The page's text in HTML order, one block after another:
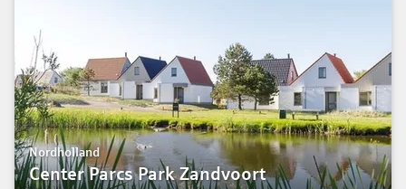
Nordholland
Center Parcs Park Zandvoort